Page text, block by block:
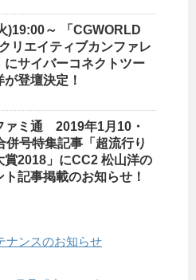
)19:00～ 「CGWORLD
リエイティブカンファレ
にサイバーコネクトツー
が登壇決定！
ァミ通 2019年1月10・
併号特集記事「超流行り
賞2018」にCC2 松山洋の
ト記事掲載のお知らせ！
ナンスのお知らせ